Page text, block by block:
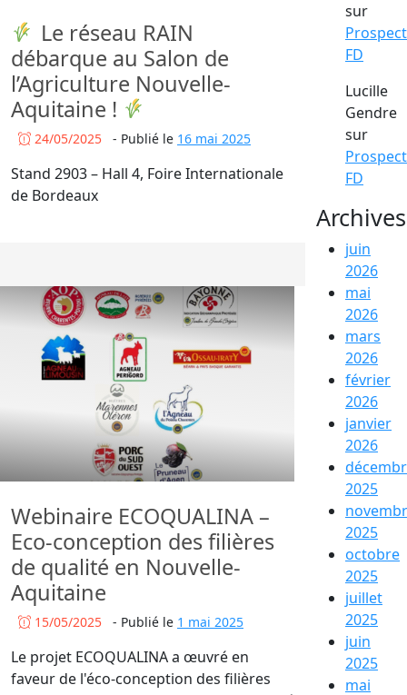
Le réseau RAIN
débarque au Salon de
l’Agriculture Nouvelle-
Aquitaine !
24/05/2025 - Publié le 16 mai 2025
Stand 2903 – Hall 4, Foire Internationale
de Bordeaux
Webinaire ECOQUALINA –
Eco-conception des filières
de qualité en Nouvelle-
Aquitaine
15/05/2025 - Publié le 1 mai 2025
Le projet ECOQUALINA a œuvré en
faveur de l'éco-conception des filières
sur
Prospect
FD
Lucille
Gendre
sur
Prospect
FD
Archives
juin
2026
mai
2026
mars
2026
février
2026
janvier
2026
2025
2025
octobre
2025
juillet
2025
juin
2025
mai